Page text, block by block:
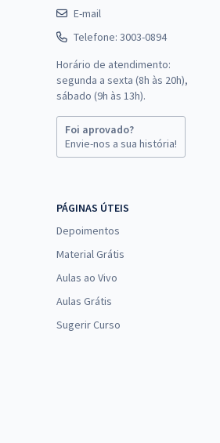
E-mail
Telefone: 3003-0894
Horário de atendimento:
segunda a sexta (8h às 20h),
sábado (9h às 13h).
Foi aprovado?
Envie-nos a sua história!
PÁGINAS ÚTEIS
Depoimentos
Material Grátis
Aulas ao Vivo
Aulas Grátis
Sugerir Curso